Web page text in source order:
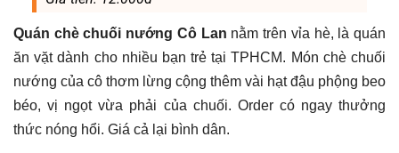
Quán chè chuối nướng Cô Lan nằm trên vỉa hè, là quán
ăn vặt dành cho nhiều bạn trẻ tại TPHCM. Món chè chuối
nướng của cô thơm lừng cộng thêm vài hạt đậu phộng beo
béo, vị ngọt vừa phải của chuối. Order có ngay thưởng
thức nóng hổi. Giá cả lại bình dân.